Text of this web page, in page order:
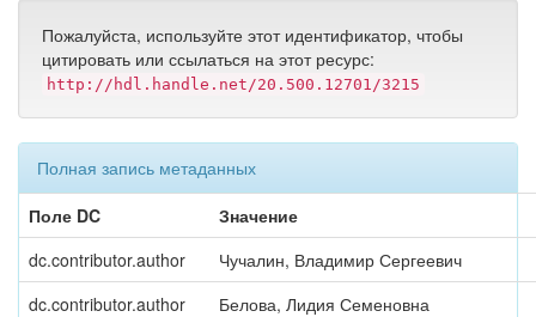
Пожалуйста, используйте этот идентификатор, чтобы
цитировать или ссылаться на этот ресурс:
http://hdl.handle.net/20.500.12701/3215
Полная запись метаданных
Поле DC
Значение
dc.contributor.author
Чучалин, Владимир Сергеевич
dc.contributor.author
Белова, Лидия Семеновна